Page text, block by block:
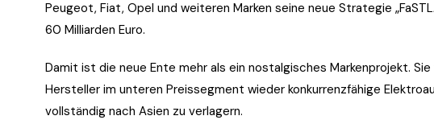
Peugeot, Fiat, Opel und weiteren Marken seine neue Strategie
60 Milliarden Euro.
Damit ist die neue Ente mehr als ein nostalgisches Markenprojekt.
Hersteller im unteren Preissegment wieder konkurrenzfähige
vollständig nach Asien zu verlagern.